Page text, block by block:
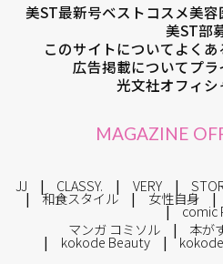
美ST最新号ベストコスメ美容
美ST部
このサイトについてよく
広告掲載についてプ
光文社オフィシ
MAGAZINE
JJ CLASSY. VERY
和食スタイル 女性自身
comic
マンガ コミソル
本が
kokode Beauty